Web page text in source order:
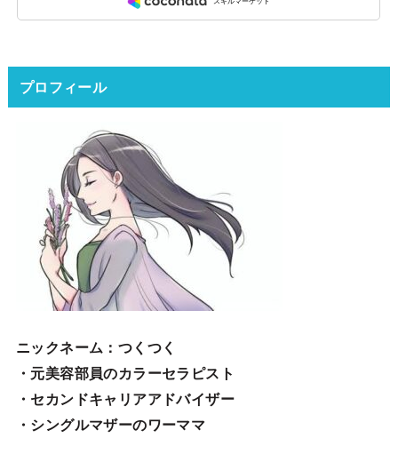
プロフィール
ニックネーム ：つくつく
・元美容部員のカラーセラピスト
・セカンドキャリアアドバイザー
・シングルマザーのワーママ